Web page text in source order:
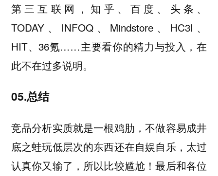
第三互联网，知乎、百度、头条、
TODAY、INFOQ、Mindstore、HC3I、
HIT、36氪……主要看你的精力与投入，在
此不在过多说明。
05.总结
竞品分析实质就是一根鸡肋，不做容易成井
底之蛙玩低层次的东西还在自娱自乐，太过
认真你又输了，所以比较尴尬！最后和各位